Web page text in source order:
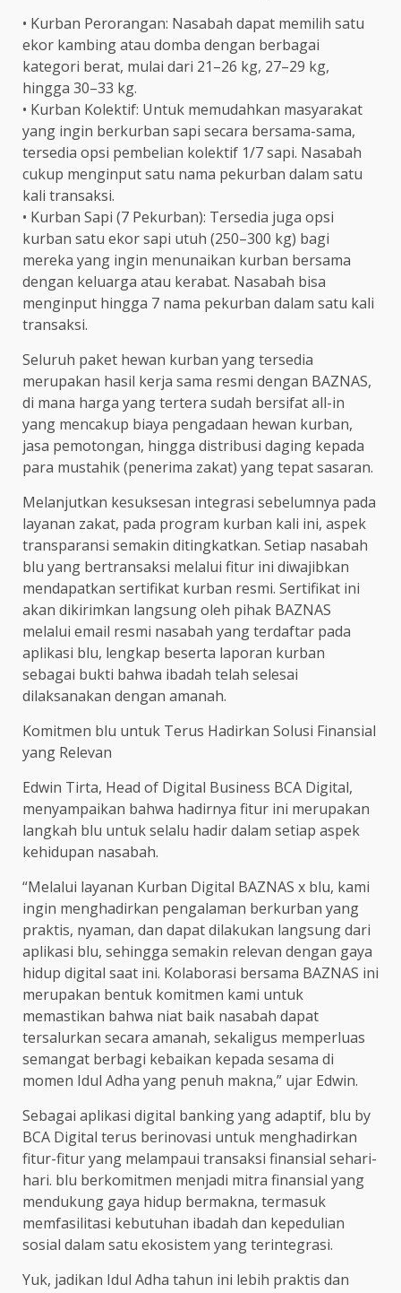
• Kurban Perorangan: Nasabah dapat memilih satu
ekor kambing atau domba dengan berbagai
kategori berat, mulai dari 21–26 kg, 27–29 kg,
hingga 30–33 kg.
• Kurban Kolektif: Untuk memudahkan masyarakat
yang ingin berkurban sapi secara bersama-sama,
tersedia opsi pembelian kolektif 1/7 sapi. Nasabah
cukup menginput satu nama pekurban dalam satu
kali transaksi.
• Kurban Sapi (7 Pekurban): Tersedia juga opsi
kurban satu ekor sapi utuh (250–300 kg) bagi
mereka yang ingin menunaikan kurban bersama
dengan keluarga atau kerabat. Nasabah bisa
menginput hingga 7 nama pekurban dalam satu kali
transaksi.
Seluruh paket hewan kurban yang tersedia
merupakan hasil kerja sama resmi dengan BAZNAS,
di mana harga yang tertera sudah bersifat all-in
yang mencakup biaya pengadaan hewan kurban,
jasa pemotongan, hingga distribusi daging kepada
para mustahik (penerima zakat) yang tepat sasaran.
Melanjutkan kesuksesan integrasi sebelumnya pada
layanan zakat, pada program kurban kali ini, aspek
transparansi semakin ditingkatkan. Setiap nasabah
blu yang bertransaksi melalui fitur ini diwajibkan
mendapatkan sertifikat kurban resmi. Sertifikat ini
akan dikirimkan langsung oleh pihak BAZNAS
melalui email resmi nasabah yang terdaftar pada
aplikasi blu, lengkap beserta laporan kurban
sebagai bukti bahwa ibadah telah selesai
dilaksanakan dengan amanah.
Komitmen blu untuk Terus Hadirkan Solusi Finansial
yang Relevan
Edwin Tirta, Head of Digital Business BCA Digital,
menyampaikan bahwa hadirnya fitur ini merupakan
langkah blu untuk selalu hadir dalam setiap aspek
kehidupan nasabah.
“Melalui layanan Kurban Digital BAZNAS x blu, kami
ingin menghadirkan pengalaman berkurban yang
praktis, nyaman, dan dapat dilakukan langsung dari
aplikasi blu, sehingga semakin relevan dengan gaya
hidup digital saat ini. Kolaborasi bersama BAZNAS ini
merupakan bentuk komitmen kami untuk
memastikan bahwa niat baik nasabah dapat
tersalurkan secara amanah, sekaligus memperluas
semangat berbagi kebaikan kepada sesama di
momen Idul Adha yang penuh makna,” ujar Edwin.
Sebagai aplikasi digital banking yang adaptif, blu by
BCA Digital terus berinovasi untuk menghadirkan
fitur-fitur yang melampaui transaksi finansial sehari-
hari. blu berkomitmen menjadi mitra finansial yang
mendukung gaya hidup bermakna, termasuk
memfasilitasi kebutuhan ibadah dan kepedulian
sosial dalam satu ekosistem yang terintegrasi.
Yuk, jadikan Idul Adha tahun ini lebih praktis dan